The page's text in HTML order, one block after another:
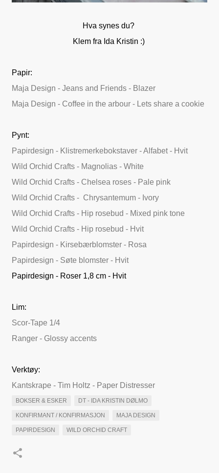
Hva synes du?
Klem fra Ida Kristin :)
Papir:
Maja Design - Jeans and Friends - Blazer
Maja Design - Coffee in the arbour - Lets share a cookie
Pynt:
Papirdesign - Klistremerkebokstaver - Alfabet - Hvit
Wild Orchid Crafts - Magnolias - White
Wild Orchid Crafts - Chelsea roses - Pale pink
Wild Orchid Crafts - Chrysantemum - Ivory
Wild Orchid Crafts - Hip rosebud - Mixed pink tone
Wild Orchid Crafts - Hip rosebud - Hvit
Papirdesign - Kirsebærblomster - Rosa
Papirdesign - Søte blomster - Hvit
Papirdesign - Roser 1,8 cm - Hvit
Lim:
Scor-Tape 1/4
Ranger - Glossy accents
Verktøy:
Kantskrape - Tim Holtz - Paper Distresser
BOKSER & ESKER DT - IDA KRISTIN DØLMO
KONFIRMANT / KONFIRMASJON MAJA DESIGN
PAPIRDESIGN WILD ORCHID CRAFT